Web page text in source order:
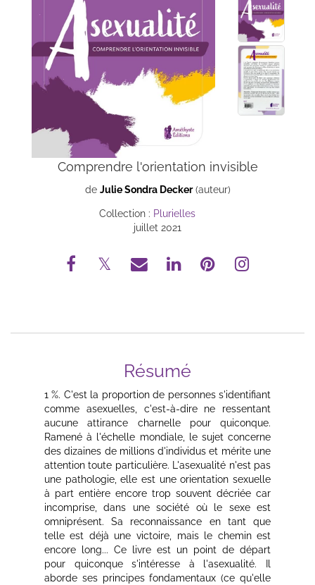
Comprendre l'orientation invisible
de Julie Sondra Decker(auteur)
Collection : Plurielles
juillet 2021
Résumé
1 %. C'est la proportion de personnes s'identifiant
comme asexuelles, c'est-à-dire ne ressentant
aucune attirance charnelle pour quiconque.
Ramené à l'échelle mondiale, le sujet concerne
des dizaines de millions d'individus et mérite une
attention toute particulière. L'asexualité n'est pas
une pathologie, elle est une orientation sexuelle
à part entière encore trop souvent décriée car
incomprise, dans une société où le sexe est
omniprésent. Sa reconnaissance en tant que
telle est déjà une victoire, mais le chemin est
encore long... Ce livre est un point de départ
pour quiconque s'intéresse à l'asexualité. Il
aborde ses principes fondamentaux (ce qu'elle